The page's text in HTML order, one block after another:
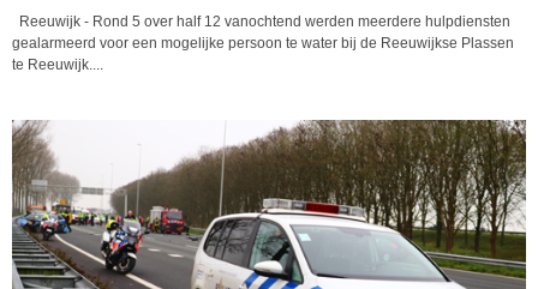
Reeuwijk - Rond 5 over half 12 vanochtend werden meerdere hulpdiensten
gealarmeerd voor een mogelijke persoon te water bij de Reeuwijkse Plassen
te Reeuwijk....